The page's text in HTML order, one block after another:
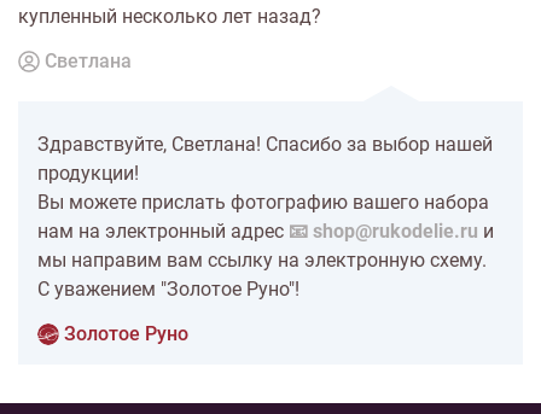
купленный несколько лет назад?
Светлана
Здравствуйте, Светлана! Спасибо за выбор нашей
продукции!
Вы можете прислать фотографию вашего набора
нам на электронный адрес 📧 shop@rukodelie.ru и
мы направим вам ссылку на электронную схему.
С уважением "Золотое Руно"!
Золотое Руно